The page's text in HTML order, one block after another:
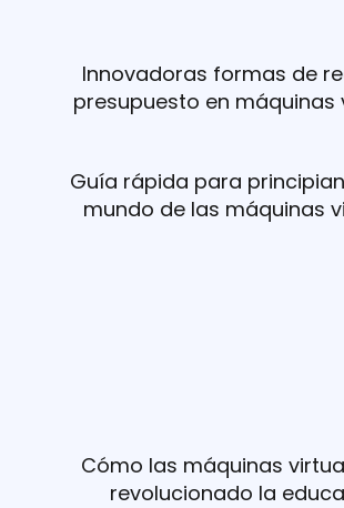
Innovadoras formas de
presupuesto en máquinas
Guía rápida para
mundo de las máquinas
Cómo las máquinas
revolucionado la